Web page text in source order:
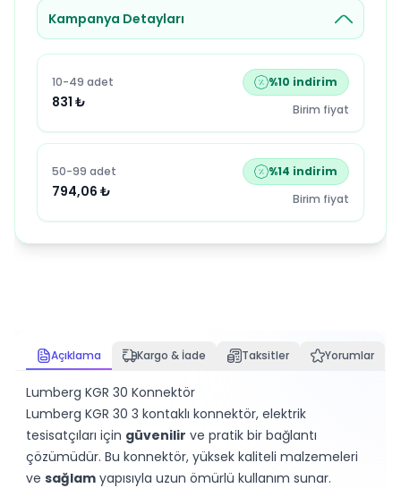
Kampanya Detayları
10-49 adet
831 ₺
%10 indirim
Birim fiyat
50-99 adet
794,06 ₺
%14 indirim
Birim fiyat
Açıklama Kargo & İade Taksitler Yorumlar
Lumberg KGR 30 Konnektör
Lumberg KGR 30 3 kontaklı konnektör, elektrik
tesisatçıları için güvenilir ve pratik bir bağlantı
çözümüdür. Bu konnektör, yüksek kaliteli malzemeleri
ve sağlam yapısıyla uzun ömürlü kullanım sunar.